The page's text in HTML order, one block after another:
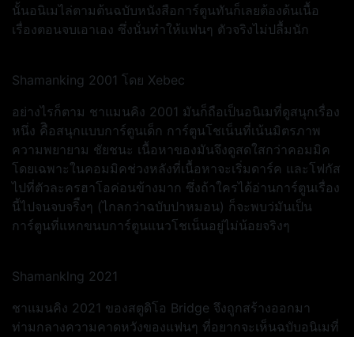
นั้นอนิเมไล่ตามต้นฉบับหนังสือการ์ตูนทันก็เลยต้องด้นเนื้อ
เรื่องตอนจบเอาเอง ซึ่งนั่นทำให้แฟนๆ ตัวจริงไม่ปลื้มนัก
Shamanking 2001 โดย Xebec
อย่างไรก็ตาม ชาแมนคิง 2001 มันก็ถือเป็นอนิเมที่ดูสนุกเรื่อง
หนึ่ง คืิอสนุกแบบการ์ตูนเด็ก การ์ตูนโชเน็นที่เน้นมิตรภาพ
ความพยายาม ชัยชนะ เนื้อหาของมันจึงดูสดใสกว่าคอมมิค
โดยเฉพาะในคอมมิคช่วงหลังที่เนื้อหาจะเริ่มดาร์ค และโฟกัส
ไปที่ตัวละครฮาโอค่อนข้างมาก ซึ่งถ้าใครได้อ่านการ์ตูนเรื่อง
นี้ไปจนจบจริืงๆ (ไกลกว่าฉบับปาหมอน) ก็จะพบว่มันเป็น
การ์ตูนที่แหกขนบการ์ตูนแนวโชเน็นอยู่ไม่น้อยจริงๆ
Shamanklng 2021
ชาแมนคิง 2021 ของสตูดิโอ Bridge จึงถูกสร้างออกมา
ท่ามกลางความคาดหวังของแฟนๆ ที่อยากจะเห็นฉบับอนิเมที่